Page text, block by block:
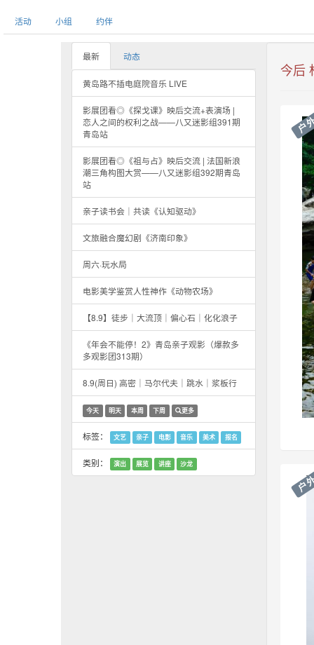
活动 小组 约伴
最新 动态
黄岛路不插电庭院音乐 LIVE
影展团看◎《探戈课》映后交流+表演场 |
恋人之间的权利之战——八又迷影组391期
青岛站
影展团看◎《祖与占》映后交流 | 法国新浪
潮三角构图大赏——八又迷影组392期青岛
站
亲子读书会｜共读《认知驱动》
文旅融合魔幻剧《济南印象》
周六·玩水局
电影美学鉴赏人性神作《动物农场》
【8.9】徒步｜大流顶｜偏心石｜化化浪子
《年会不能停！2》青岛亲子观影（爆款多
多观影团313期）
8.9(周日) 高密｜马尔代夫｜跳水｜浆板行
今天 明天 本周 下周 更多
标签： 文艺 亲子 电影 音乐 美术 报名
类别： 演出 展览 讲座 沙龙
今后
户
户